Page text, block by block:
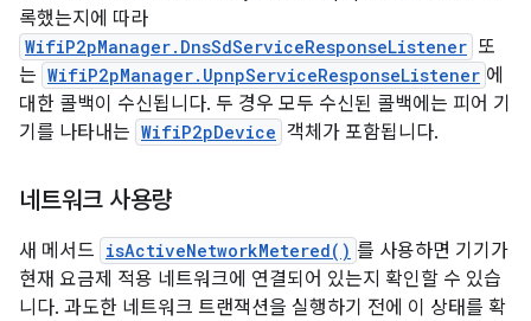
록했는지에 따라
WifiP2pManager.DnsSdServiceResponseListener 또
는 WifiP2pManager.UpnpServiceResponseListener 에
대한 콜백이 수신됩니다. 두 경우 모두 수신된 콜백에는 피어 기
기를 나타내는 WifiP2pDevice 객체가 포함됩니다.
네트워크 사용량
새 메서드 isActiveNetworkMetered() 를 사용하면 기기가
현재 요금제 적용 네트워크에 연결되어 있는지 확인할 수 있습
니다. 과도한 네트워크 트랜잭션을 실행하기 전에 이 상태를 확